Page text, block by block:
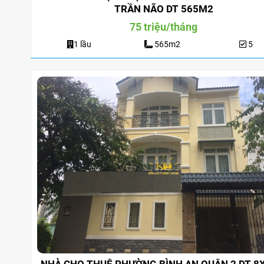
TRẦN NÃO DT 565M2
75 triệu/tháng
1 lầu 565m2 5
2 lầu 180 Suốt